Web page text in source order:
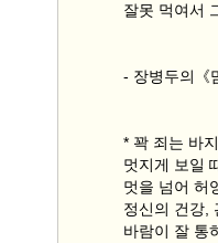
잘못 먹여서
- 장병두의《
* 꽉 죄는 바
멋지게 보일
멋을 넘어 허
정신의 건강,
바람이 잘 통